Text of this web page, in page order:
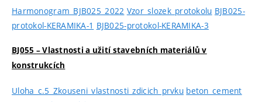
Harmonogram_BJB025_2022 Vzor_slozek_protokolu BJB025-
protokol-KERAMIKA-1 BJB025-protokol-KERAMIKA-3
BJ055 – Vlastnosti a užití stavebních materiálů v
konstrukcích
Uloha_c.5_Zkouseni_vlastnosti_zdicich_prvku beton_cement